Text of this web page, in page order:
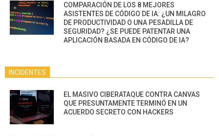
COMPARACIÓN DE LOS 8 MEJORES
ASISTENTES DE CÓDIGO DE IA: ¿UN MILAGRO
DE PRODUCTIVIDAD O UNA PESADILLA DE
SEGURIDAD? ¿SE PUEDE PATENTAR UNA
APLICACIÓN BASADA EN CÓDIGO DE IA?
INCIDENTES
EL MASIVO CIBERATAQUE CONTRA CANVAS
QUE PRESUNTAMENTE TERMINÓ EN UN
ACUERDO SECRETO CON HACKERS